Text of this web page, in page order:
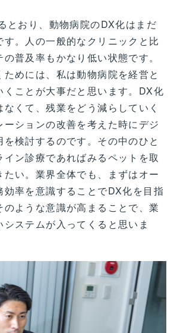
とおり、動物病院のDX化はまだ
す。人の一般的なクリニックと比
普及率もかなり低い状態です。
ためには、私は動物病院を経営と
くことが大事だと思います。DX化
くて、残業をどう減らしていく
ションの改善を考えた時にデジ
を検討するのです。その中のひと
ン診療であればみるペットを取
たい。業界全体でも、まずはオー
効率を意識することでDX化を目指
ような意識が高まることで、業
ステムが入ってくると思いま